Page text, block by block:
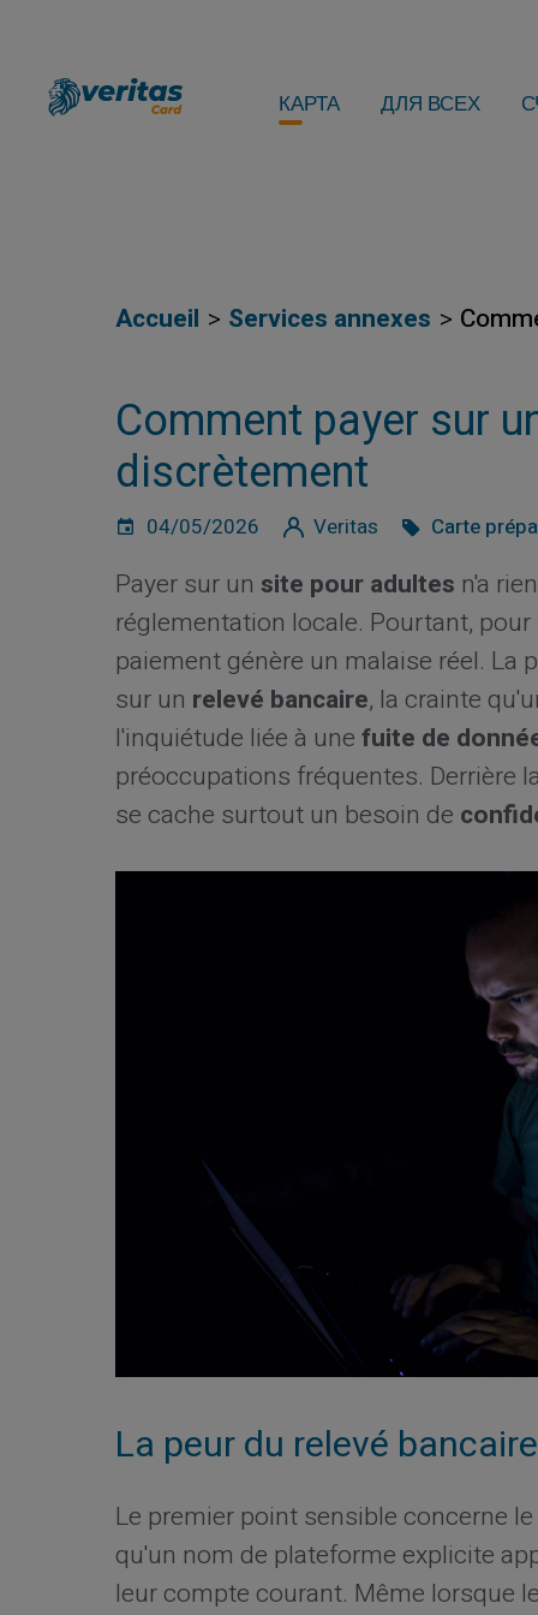
КАРТА ДЛЯ ВСЕХ
Accueil Services annexes
Comment payer sur
discrètement
04/05/2026 Veritas Carte
Payer sur un site pour adultes n'a
réglementation locale. Pourtant,
paiement génère un malaise réel. La
sur un relevé bancaire, la crainte
l'inquiétude liée à unefuite de
préoccupations fréquentes. Derrière
se cache surtout un besoin de
La peur du relevé
Le premier point sensible concerne le
qu'un nom de plateforme explicite
leur compte courant. Même lorsque